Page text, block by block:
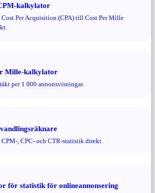
kalkylator
Cost Per Acquisition (CPA) till Cost Per Mille
Mille-kalkylator
per 1 000 annonsvisningar.
, CPC- och CTR-statistik direkt.
för statistik för onlineannonsering